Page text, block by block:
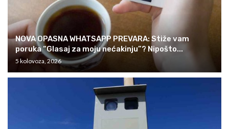
NOVA OPASNA WHATSAPP PREVARA: Stiže vam
poruka “Glasaj za moju nećakinju”? Nipošto...
5 kolovoza, 2026